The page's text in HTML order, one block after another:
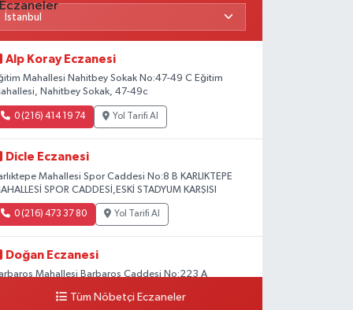
Alp Koray Eczanesi
Mahallesi Nahitbey Sokak No:47-49 C Eğitim
Nahitbey Sokak, 47-49c
0 (216) 414 19 74 Yol Tarifi Al
Dicle Eczanesi
Mahallesi Spor Caddesi No:8 B KARLIKTEPE
SPOR CADDESİ,ESKİ STADYUM KARŞISI
0 (216) 473 37 80 Yol Tarifi Al
Doğan Eczanesi
Mahallesi Barbaros Caddesi No:223 A
Tüm Nöbetçi Eczaneler